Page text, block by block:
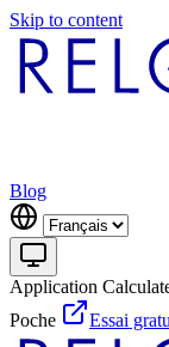
Skip to content
Blog
Application
Poche
Essai